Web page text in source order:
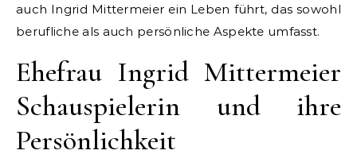
auch Ingrid Mittermeier ein Leben führt, das sowohl
berufliche als auch persönliche Aspekte umfasst.
Ehefrau Ingrid Mittermeier
Schauspielerin und ihre
Persönlichkeit